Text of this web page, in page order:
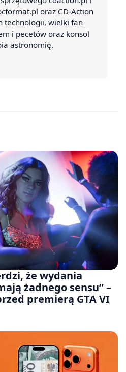
oraz CD-Action
technologii, wielki fan
i pecetów oraz konsol
astronomię.
że wydania
żadnego sensu” –
premierą GTA VI